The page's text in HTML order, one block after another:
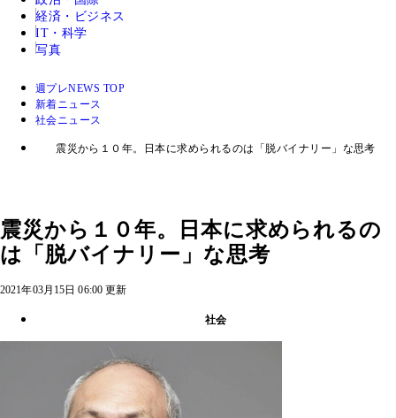
経済・ビジネス
IT・科学
写真
週プレNEWS TOP
新着ニュース
社会ニュース
震災から１０年。日本に求められるのは「脱バイナリー」な思考
震災から１０年。日本に求められるの
は「脱バイナリー」な思考
2021年03月15日 06:00 更新
社会